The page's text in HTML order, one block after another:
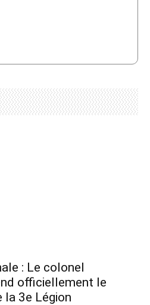
: Le colonel
officiellement le
la 3e Légion